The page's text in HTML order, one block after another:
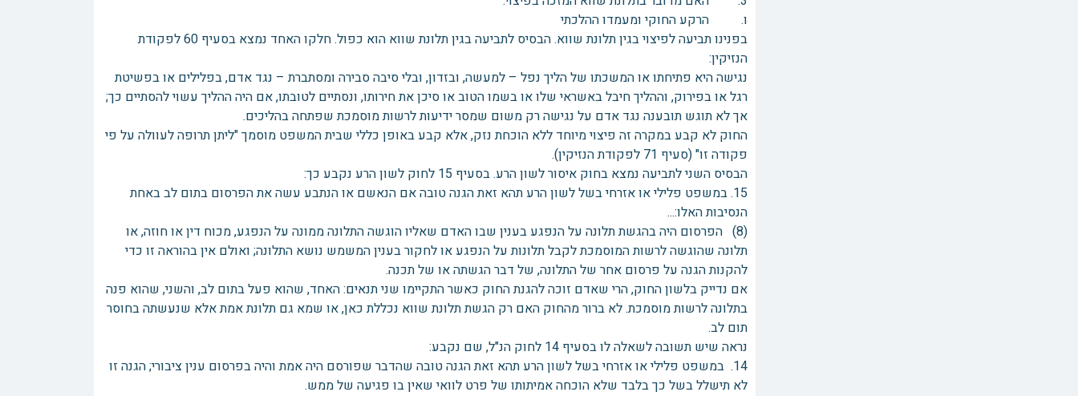
ו. הרקע החוקי ומעמדו ההלכתי
בפנינו תביעה לפיצוי בגין תלונת שווא. הבסיס לתביעה בגין תלונת שווא הוא כפול. חלקו האחד נמצא בסעיף 60 לפקודת
הנזיקין:
נגישה היא פתיחתו או המשכתו של הליך נפל – למעשה, ובזדון, ובלי סיבה סבירה ומסתברת – נגד אדם, בפלילים או בפשיטת
רגל או בפירוק, וההליך חיבל באשראי שלו או בשמו הטוב או סיכן את חירותו, ונסתיים לטובתו, אם היה ההליך עשוי להסתיים כך;
אך לא תוגש תובענה נגד אדם על נגישה רק משום שמסר ידיעות לרשות מוסמכת שפתחה בהליכים.
החוק לא קבע במקרה זה פיצוי מיוחד ללא הוכחת נזק, אלא קבע באופן כללי שבית המשפט מוסמך "ליתן תרופה לעוולה על פי
פקודה זו" (סעיף 71 לפקודת הנזיקין).
הבסיס השני לתביעה נמצא בחוק איסור לשון הרע. בסעיף 15 לחוק לשון הרע נקבע כך:
15. במשפט פלילי או אזרחי בשל לשון הרע תהא זאת הגנה טובה אם הנאשם או הנתבע עשה את הפרסום בתום לב באחת
הנסיבות האלו:...
(8) הפרסום היה בהגשת תלונה על הנפגע בענין שבו האדם שאליו הוגשה התלונה ממונה על הנפגע, מכוח דין או חוזה, או
תלונה שהוגשה לרשות המוסמכת לקבל תלונות על הנפגע או לחקור בענין המשמש נושא התלונה; ואולם אין בהוראה זו כדי
להקנות הגנה על פרסום אחר של התלונה, של דבר הגשתה או של תכנה.
אם נדייק בלשון החוק, הרי שאדם זוכה להגנת החוק כאשר התקיימו שני תנאים: האחד, שהוא פעל בתום לב, והשני, שהוא פנה
בתלונה לרשות מוסמכת. לא ברור מהחוק האם רק הגשת תלונת שווא נכללת כאן, או שמא גם תלונת אמת אלא שנעשתה בחוסר
תום לב.
נראה שיש תשובה לשאלה לו בסעיף 14 לחוק הנ"ל, שם נקבע:
14. במשפט פלילי או אזרחי בשל לשון הרע תהא זאת הגנה טובה שהדבר שפורסם היה אמת והיה בפרסום ענין ציבורי; הגנה זו
לא תישלל בשל כך בלבד שלא הוכחה אמיתותו של פרט לוואי שאין בו פגיעה של ממש.